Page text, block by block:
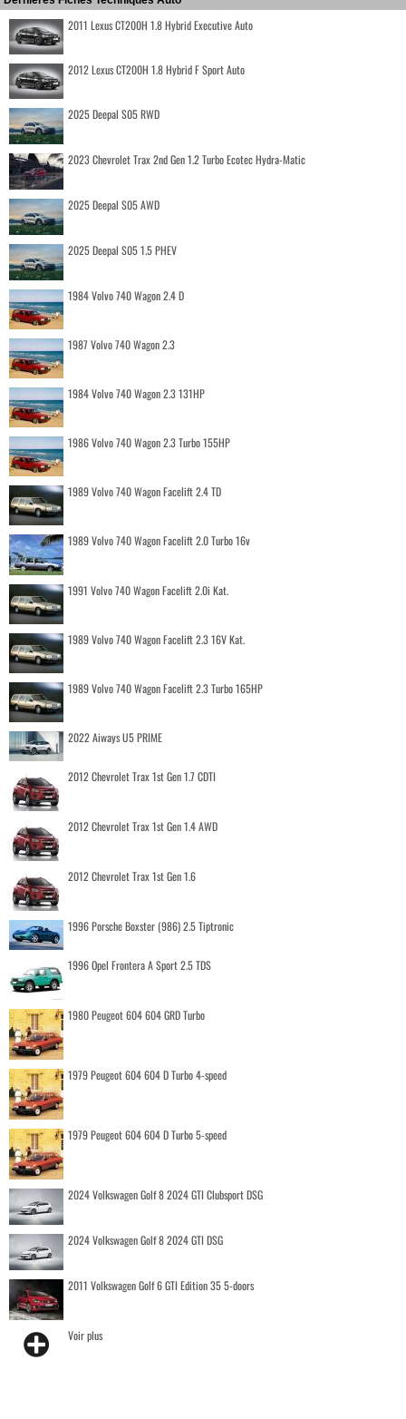
2011 Lexus CT200H 1.8 Hybrid Executive Auto
2012 Lexus CT200H 1.8 Hybrid F Sport Auto
2025 Deepal S05 RWD
2023 Chevrolet Trax 2nd Gen 1.2 Turbo Ecotec Hydra-Matic
2025 Deepal S05 AWD
2025 Deepal S05 1.5 PHEV
1984 Volvo 740 Wagon 2.4 D
1987 Volvo 740 Wagon 2.3
1984 Volvo 740 Wagon 2.3 131HP
1986 Volvo 740 Wagon 2.3 Turbo 155HP
1989 Volvo 740 Wagon Facelift 2.4 TD
1989 Volvo 740 Wagon Facelift 2.0 Turbo 16v
1991 Volvo 740 Wagon Facelift 2.0i Kat.
1989 Volvo 740 Wagon Facelift 2.3 16V Kat.
1989 Volvo 740 Wagon Facelift 2.3 Turbo 165HP
2022 Aiways U5 PRIME
2012 Chevrolet Trax 1st Gen 1.7 CDTI
2012 Chevrolet Trax 1st Gen 1.4 AWD
2012 Chevrolet Trax 1st Gen 1.6
1996 Porsche Boxster (986) 2.5 Tiptronic
1996 Opel Frontera A Sport 2.5 TDS
1980 Peugeot 604 604 GRD Turbo
1979 Peugeot 604 604 D Turbo 4-speed
1979 Peugeot 604 604 D Turbo 5-speed
2024 Volkswagen Golf 8 2024 GTI Clubsport DSG
2024 Volkswagen Golf 8 2024 GTI DSG
2011 Volkswagen Golf 6 GTI Edition 35 5-doors
Voir plus